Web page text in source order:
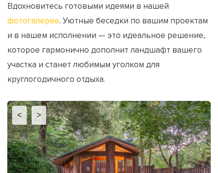
Вдохновитесь готовыми идеями в нашей
фотогалерее. Уютные беседки по вашим проектам
и в нашем исполнении — это идеальное решение,
которое гармонично дополнит ландшафт вашего
участка и станет любимым уголком для
круглогодичного отдыха.
< >